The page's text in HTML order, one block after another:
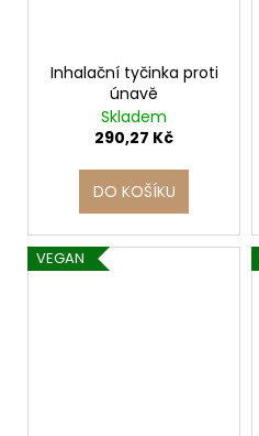
Inhalační tyčinka proti
únavě
Skladem
290,27 Kč
DO KOŠÍKU
VEGAN